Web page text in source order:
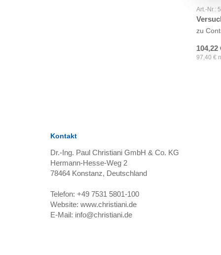
Art.-Nr.:
zu
104,22
97,40 €
Kontakt
Dr.-Ing. Paul Christiani GmbH & Co. KG
Hermann-Hesse-Weg 2
78464 Konstanz, Deutschland
Telefon: +49 7531 5801-100
Website: www.christiani.de
E-Mail: info@christiani.de